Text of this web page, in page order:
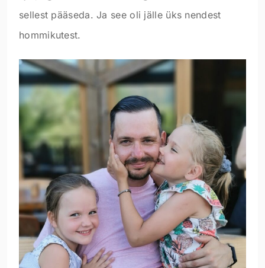
sellest pääseda. Ja see oli jälle üks nendest
hommikutest.